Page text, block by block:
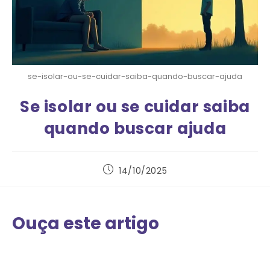
se-isolar-ou-se-cuidar-saiba-quando-buscar-ajuda
Se isolar ou se cuidar saiba
quando buscar ajuda
14/10/2025
Ouça este artigo